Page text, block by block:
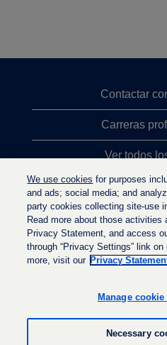
Contactar
Carreras
Ver todos
Búsqueda de
Política de
a
r
e
e
We use cookies for purposes
and ads; social media; and
party cookies collecting site-use
Read more about those activities
Privacy Statement, and access
through “Privacy Settings” link
more, visit our Privacy
Manage
Necessary